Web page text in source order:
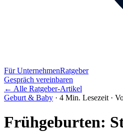
Für UnternehmenRatgeber
Gespräch vereinbaren
← Alle Ratgeber-Artikel
Geburt & Baby · 4 Min. Lesezeit ·
Frühgeburten: